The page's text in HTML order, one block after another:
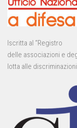
Iscritta al “Registro
delle associazioni e
lotta alle